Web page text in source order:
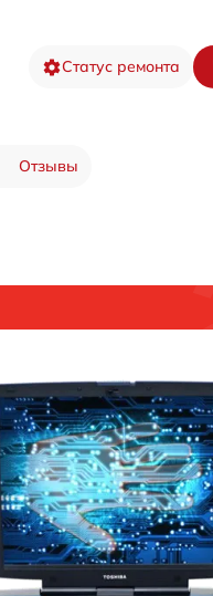
Статус ремонта
Отзывы